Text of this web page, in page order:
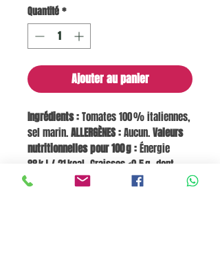
Quantité*
Ajouter au panier
Ingrédients :Tomates 100 % italiennes,
sel marin.ALLERGÈNES :Aucun.Valeurs
nutritionnelles pour 100 g :Énergie
88 kJ / 21 kcal, Graisses <0,5 g, dont
saturées 0 g, Glucides 3,8 g, dont